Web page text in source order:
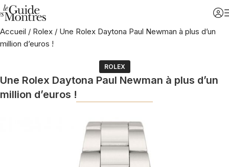
Accueil / Rolex / Une Rolex Daytona Paul Newman à plus d’un
million d’euros !
ROLEX
Une Rolex Daytona Paul Newman à plus d’un
million d’euros !